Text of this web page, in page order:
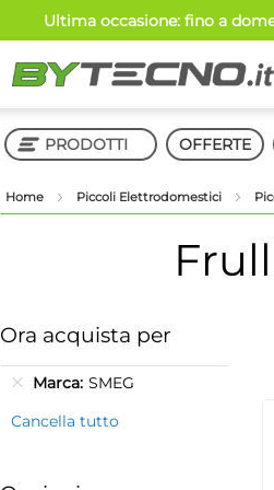
contenuto
Ultima occasione: fino a
PRODOTTI OFFERTE
Home Piccoli Elettrodomestici
Ora acquista per
Marca SMEG
Cancella tutto